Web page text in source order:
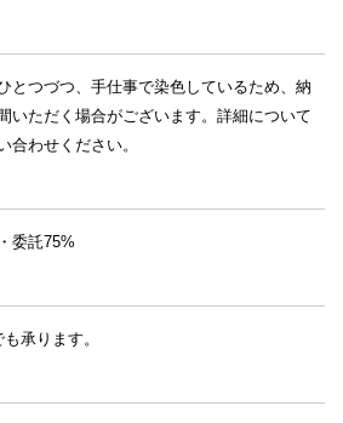
とつづつ、手仕事で染色しているため、納
いただく場合がございます。詳細について
合わせください。
委託75%
承ります。